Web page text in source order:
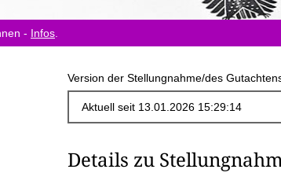
- Infos
Version der Stellungnahme/des
Details zu